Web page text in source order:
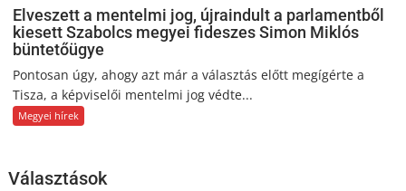
Elveszett a mentelmi jog, újraindult a parlamentből
kiesett Szabolcs megyei fideszes Simon Miklós
büntetőügye
Pontosan úgy, ahogy azt már a választás előtt megígérte a
Tisza, a képviselői mentelmi jog védte...
Megyei hírek
Választások